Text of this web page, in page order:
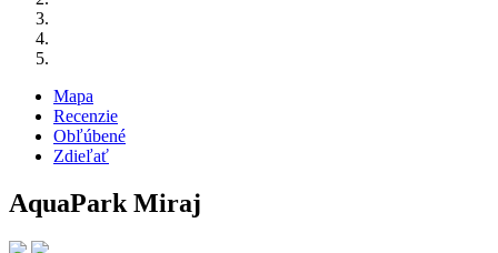
Mapa
Recenzie
Obľúbené
Zdieľať
AquaPark Miraj